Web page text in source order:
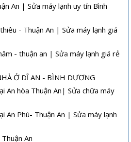
An | Sửa máy lạnh uy tín Bình
- Thuận An | Sửa máy lạnh giá
- thuận an | Sửa máy lạnh giá rẻ
Ở DĨ AN - BÌNH DƯƠNG
An hòa Thuận An| Sửa chữa máy
An Phú- Thuận An | Sửa máy lạnh
An